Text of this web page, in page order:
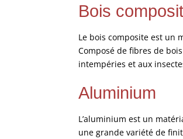
Bois
Le bois composite est un
Composé de fibres de
intempéries et aux
Aluminium
L’aluminium est un
une grande variété de